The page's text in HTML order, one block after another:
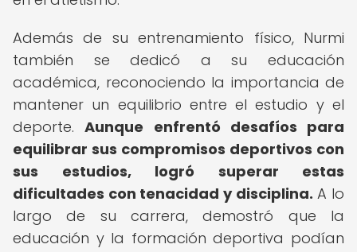
Además de su entrenamiento físico, Nurmi
también se dedicó a su educación
académica, reconociendo la importancia de
mantener un equilibrio entre el estudio y el
deporte.Aunque enfrentó desafíos para
equilibrar sus compromisos deportivos con
sus estudios, logró superar estas
dificultades con tenacidad y disciplina. A lo
largo de su carrera, demostró que la
educación y la formación deportiva podían